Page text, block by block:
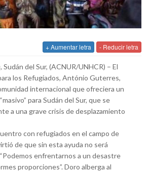
+ Aumentar letra - Reducir letra
del Sur, (ACNUR/UNHCR) – El
los Refugiados, António Guterres,
internacional que ofreciera un
para Sudán del Sur, que se
a una grave crisis de desplazamiento
con refugiados en el campo de
de que sin esta ayuda no será
enfrentarnos a un desastre
proporciones”. Doro alberga al